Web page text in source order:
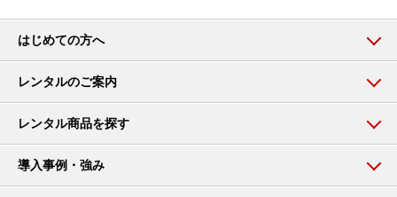
はじめての方へ
レンタルのご案内
レンタル商品を探す
導入事例・強み